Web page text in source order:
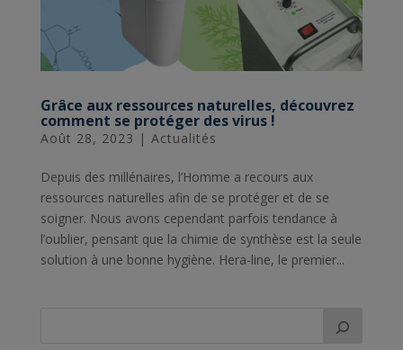
Grâce aux ressources naturelles, découvrez
comment se protéger des virus !
Août 28, 2023 | Actualités
Depuis des millénaires, l’Homme a recours aux
ressources naturelles afin de se protéger et de se
soigner. Nous avons cependant parfois tendance à
l’oublier, pensant que la chimie de synthèse est la seule
solution à une bonne hygiène. Hera-line, le premier...